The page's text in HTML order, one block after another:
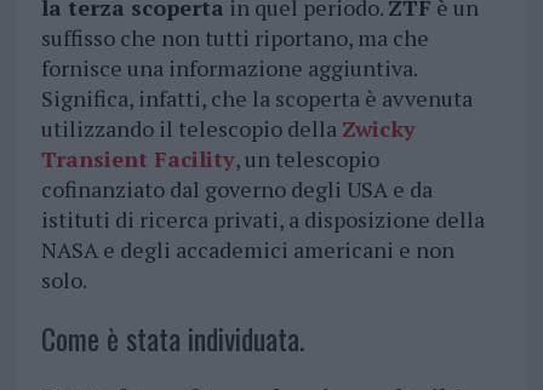
la terza scoperta in quel periodo. ZTF è un
suffisso che non tutti riportano, ma che
fornisce una informazione aggiuntiva.
Significa, infatti, che la scoperta è avvenuta
utilizzando il telescopio della Zwicky
Transient Facility, un telescopio
cofinanziato dal governo degli USA e da
istituti di ricerca privati, a disposizione della
NASA e degli accademici americani e non
solo.
Come è stata individuata.